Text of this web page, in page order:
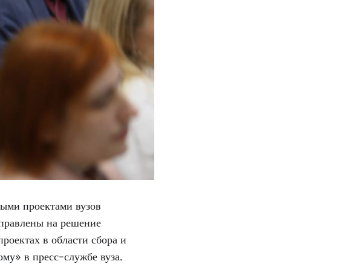
проектами вузов
на решение
в области сбора и
в пресс-службе вуза.